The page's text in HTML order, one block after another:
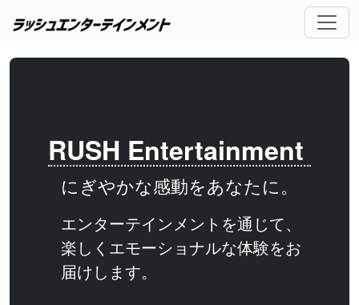
RUSH Entertainment
にぎやかな感動をあなたに。
エンターテインメントを通じて、
楽しくエモーショナルな体験をお
届けします。